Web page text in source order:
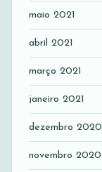
maio 2021
abril 2021
março 2021
janeiro 2021
dezembro 2020
novembro 2020